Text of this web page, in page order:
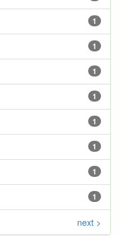
1
1
1
1
1
1
1
1
next >